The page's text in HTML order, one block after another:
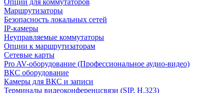
Опции для коммутаторов
Маршрутизаторы
Безопасность локальных сетей
IP-камеры
Неуправляемые коммутаторы
Опции к маршрутизаторам
Сетевые карты
Pro AV-оборудование (Профессиональное аудио-видео)
ВКС оборудование
Камеры для ВКС и записи
Терминалы видеоконференцсвязи (SIP, H.323)